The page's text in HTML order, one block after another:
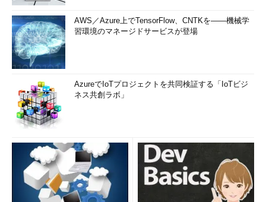
AWS／Azure上でTensorFlow、CNTKを――機械学
習環境のマネージドサービスが登場
AzureでIoTプロジェクトを共同検証する「IoTビジ
ネス共創ラボ」